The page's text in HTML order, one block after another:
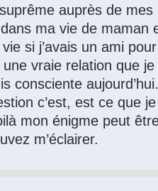
auprès de
ma vie de maman
si j’avais un ami
vraie relation que je
consciente
c’est, est ce que
mon énigme peut
m’éclairer.